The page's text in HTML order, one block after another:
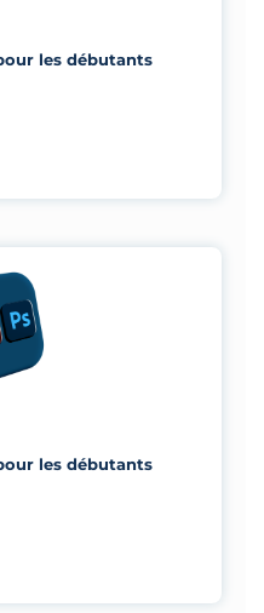
les débutants
les débutants